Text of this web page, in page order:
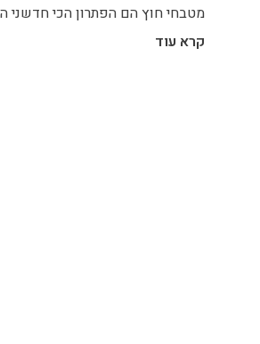
מטבחי חוץ הם הפתרון הכי חדשני
קרא עוד